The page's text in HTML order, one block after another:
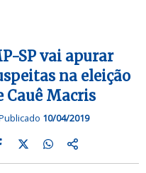
SP vai apurar
na eleição
Cauê Macris
10/04/2019